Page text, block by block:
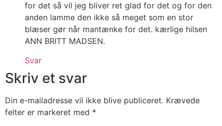
for det så vil jeg bliver ret glad for det og for den
anden lamme den ikke så meget som en stor
blæser gør når mantænke for det. kærlige hilsen
ANN BRITT MADSEN.
Svar
Skriv et svar
Din e-mailadresse vil ikke blive publiceret. Krævede
felter er markeret med *